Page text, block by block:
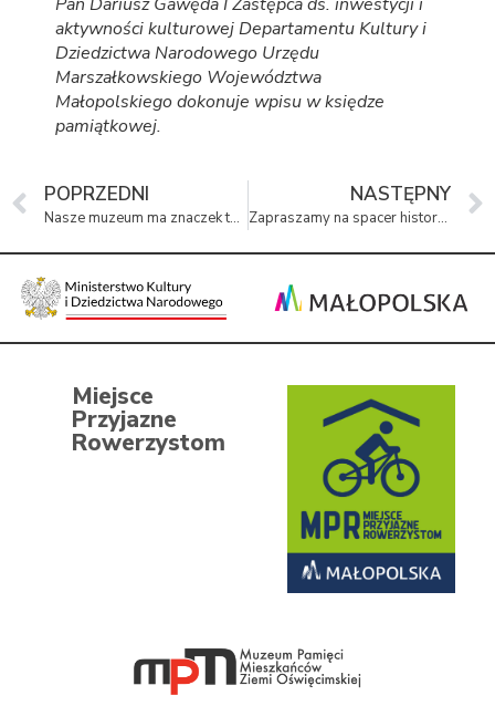
aktywności kulturowej Departamentu Kultury i
Dziedzictwa Narodowego Urzędu
Marszałkowskiego Województwa
Małopolskiego dokonuje wpisu w księdze
pamiątkowej.
POPRZEDNI
Nasze muzeum ma znaczek turystyczny nr 1330
NASTĘPNY
Zapraszamy na spacer historyczny po byłej Osadzie Barakowej
Miejsce
Przyjazne
Rowerzystom